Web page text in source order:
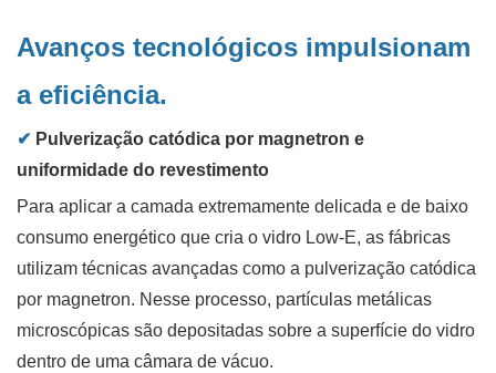
Avanços tecnológicos impulsionam
a eficiência.
✔ Pulverização catódica por magnetron e
uniformidade do revestimento
Para aplicar a camada extremamente delicada e de baixo
consumo energético que cria o vidro Low-E, as fábricas
utilizam técnicas avançadas como a pulverização catódica
por magnetron. Nesse processo, partículas metálicas
microscópicas são depositadas sobre a superfície do vidro
dentro de uma câmara de vácuo.